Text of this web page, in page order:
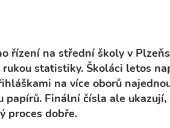
řízení na střední školy v
rukou statistiky. Školáci letos
na více oborů
papírů. Finální čísla ale
proces dobře.